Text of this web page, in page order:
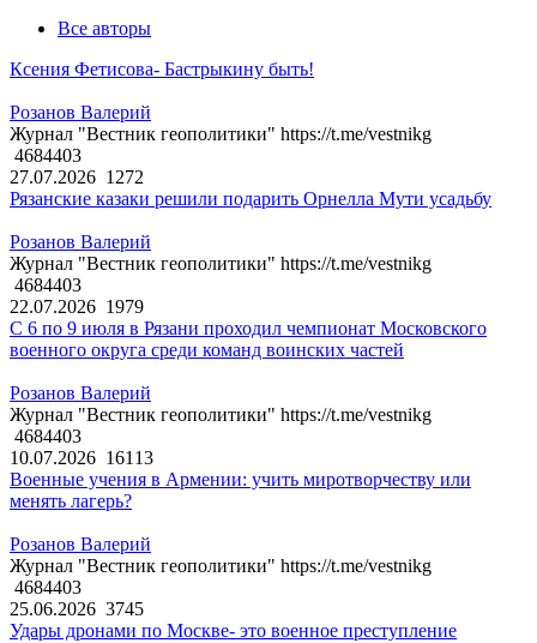
Все авторы
Ксения Фетисова- Бастрыкину быть!
Розанов Валерий
Журнал "Вестник геополитики" https://t.me/vestnikg
4684403
27.07.2026 1272
Рязанские казаки решили подарить Орнелла Мути усадьбу
Розанов Валерий
Журнал "Вестник геополитики" https://t.me/vestnikg
4684403
22.07.2026 1979
С 6 по 9 июля в Рязани проходил чемпионат Московского
военного округа среди команд воинских частей
Розанов Валерий
Журнал "Вестник геополитики" https://t.me/vestnikg
4684403
10.07.2026 16113
Военные учения в Армении: учить миротворчеству или
менять лагерь?
Розанов Валерий
Журнал "Вестник геополитики" https://t.me/vestnikg
4684403
25.06.2026 3745
Удары дронами по Москве- это военное преступление